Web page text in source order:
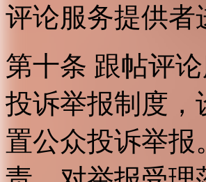
评论服务提供者
第十条 跟帖评
投诉举报制度，
置公众投诉举